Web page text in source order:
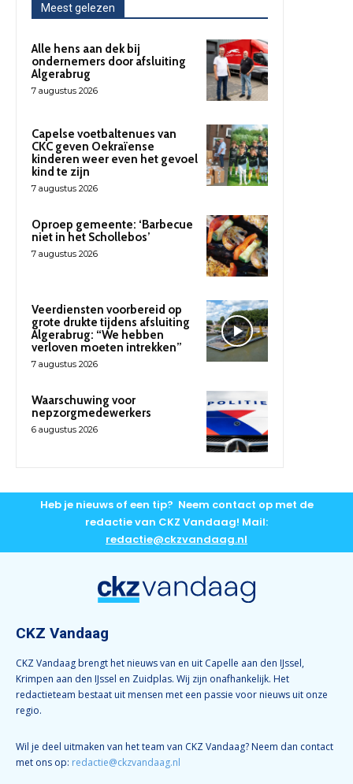
Meest gelezen
Alle hens aan dek bij
ondernemers door afsluiting
Algerabrug
7 augustus 2026
Capelse voetbaltenues van
CKC geven Oekraïense
kinderen weer even het gevoel
kind te zijn
7 augustus 2026
Oproep gemeente: ‘Barbecue
niet in het Schollebos’
7 augustus 2026
Veerdiensten voorbereid op
grote drukte tijdens afsluiting
Algerabrug: “We hebben
verloven moeten intrekken”
7 augustus 2026
Waarschuwing voor
nepzorgmedewerkers
6 augustus 2026
Heb je nieuws of een tip? Neem contact op met de
redactie van CKZ Vandaag! Mail:
redactie@ckzvandaag.nl
CKZ Vandaag
CKZ Vandaag brengt het nieuws van en uit Capelle aan den IJssel,
Krimpen aan den IJssel en Zuidplas. Wij zijn onafhankelijk. Het
redactieteam bestaat uit mensen met een passie voor nieuws uit onze
regio.
Wil je deel uitmaken van het team van CKZ Vandaag? Neem dan contact
met ons op: redactie@ckzvandaag.nl